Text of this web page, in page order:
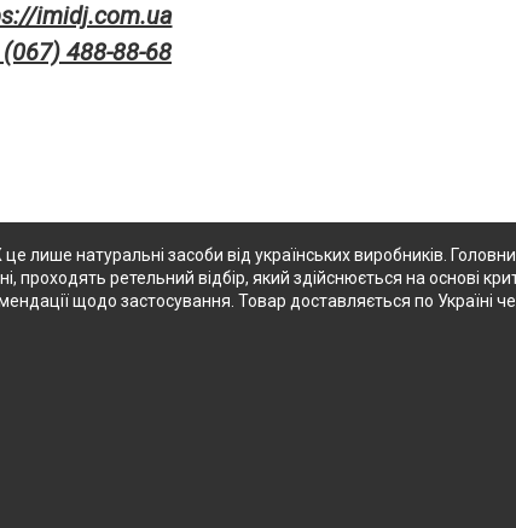
imidj.com.ua
488-88-68
лише натуральні засоби від українських виробників.
ретельний відбір, який здійснюється на основі
щодо застосування. Товар доставляється по Україні